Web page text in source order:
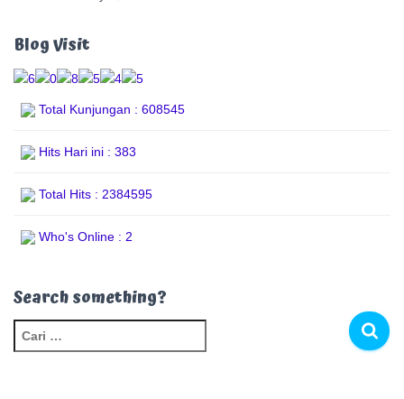
Blog Visit
Total Kunjungan : 608545
Hits Hari ini : 383
Total Hits : 2384595
Who's Online : 2
Search something?
a